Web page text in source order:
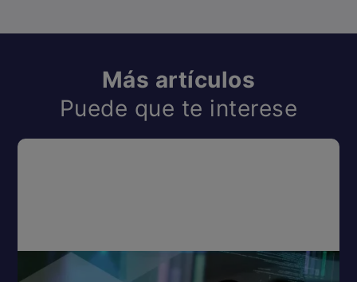
Más artículos
Puede que te interese